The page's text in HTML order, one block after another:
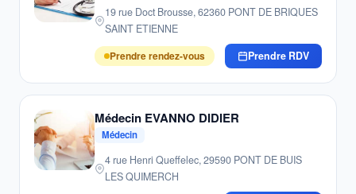
19 rue Doct Brousse, 62360 PONT DE BRIQUES
SAINT ETIENNE
Prendre rendez-vous
Prendre RDV
Médecin EVANNO DIDIER
Médecin
4 rue Henri Queffelec, 29590 PONT DE BUIS
LES QUIMERCH